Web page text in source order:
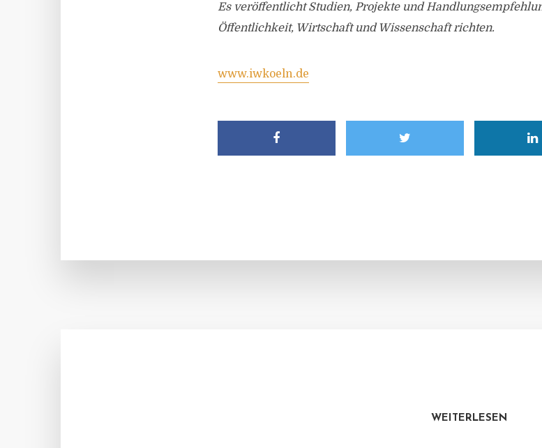
Es veröffentlicht Studien, Projekte und
Öffentlichkeit, Wirtschaft und Wissenschaft richten.
www.iwkoeln.de
WEITERLESEN